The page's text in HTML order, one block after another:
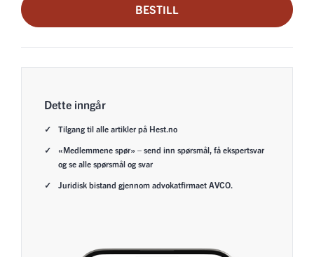
BESTILL
Dette inngår
Tilgang til alle artikler på Hest.no
«Medlemmene spør» – send inn spørsmål, få ekspertsvar
og se alle spørsmål og svar
Juridisk bistand gjennom advokatfirmaet AVCO.